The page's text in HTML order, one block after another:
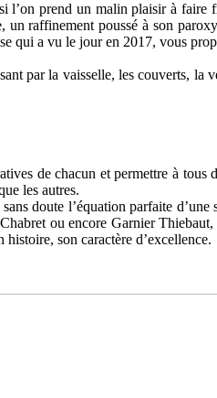
l’on prend un malin plaisir à faire
raffinement poussé à son
qui a vu le jour en 2017, vous
par la vaisselle, les couverts,
de chacun et permettre à
les autres.
doute l’équation parfaite
ou encore Garnier
son caractère d’excellence.